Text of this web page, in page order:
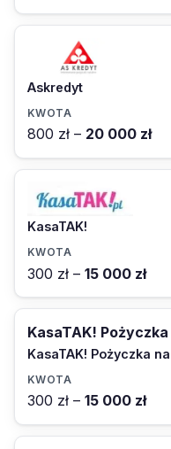
Askredyt
800 zł – 20 000 zł
KasaTAK!
300 zł – 15 000 zł
KasaTAK!
KasaTAK! Pożyczka
300 zł – 15 000 zł